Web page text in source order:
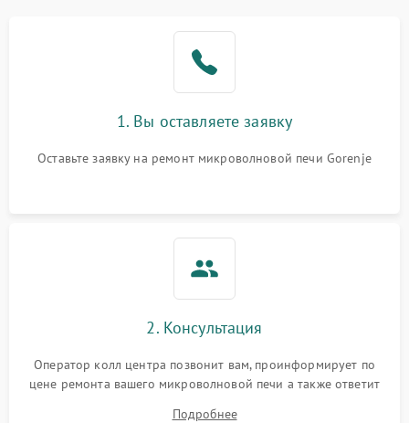
2200 ₽
Не работают сенсорные
1000 ₽
1. Вы оставляете заявку
Оставьте заявку на ремонт микроволновой печи Gorenje
2. Консультация
Оператор колл центра позвонит вам, проинформирует по
цене ремонта вашего микроволновой печи а также ответит
Подробнее